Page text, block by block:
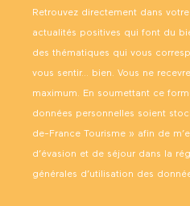
Retrouvez directement dans
actualités positives qui font du
des thématiques qui vous
vous sentir… bien. Vous ne
maximum. En soumettant ce
données personnelles soient
de-France Tourisme » afin de
d’évasion et de séjour dans la
générales d’utilisation des